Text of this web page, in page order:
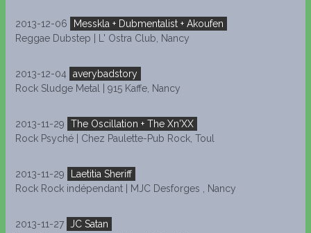
2013-12-06
Messkla + Dubmentalist + Akoufen
Reggae Dubstep | L' Ostra Club, Nancy
2013-12-04
averybadstory
Rock Sludge Metal | 915 Kaffe, Nancy
2013-11-29
The Oscillation + The Xn'XX
Rock Psyché | Chez Paulette-Pub Rock, Toul
2013-11-29
Laetitia Sheriff
Rock Rock indépendant | MJC Desforges , Nancy
2013-11-27
JC Satan